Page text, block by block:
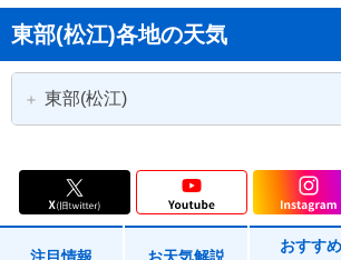
東部(松江)各地の天気
東部(松江)
安来市 雲南市
奥出雲町 飯南町
注目情報 お天気解説
おすすめ